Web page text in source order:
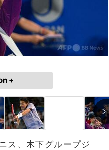
+
ス、木下グループジ